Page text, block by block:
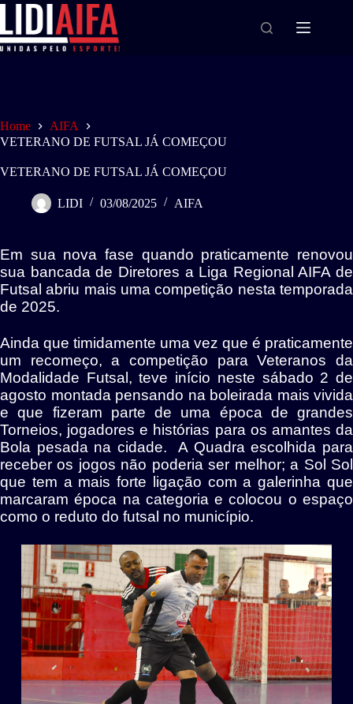
Home
AIFA
VETERANO DE FUTSAL JÁ COMEÇOU
VETERANO DE FUTSAL JÁ COMEÇOU
LIDI 03/08/2025 AIFA
Em sua nova fase quando praticamente renovou
sua bancada de Diretores a Liga Regional AIFA de
Futsal abriu mais uma competição nesta temporada
de 2025.
Ainda que timidamente uma vez que é praticamente
um recomeço, a competição para Veteranos da
Modalidade Futsal, teve início neste sábado 2 de
agosto montada pensando na boleirada mais vivida
e que fizeram parte de uma época de grandes
Torneios, jogadores e histórias para os amantes da
Bola pesada na cidade. A Quadra escolhida para
receber os jogos não poderia ser melhor; a Sol Sol
que tem a mais forte ligação com a galerinha que
marcaram época na categoria e colocou o espaço
como o reduto do futsal no município.